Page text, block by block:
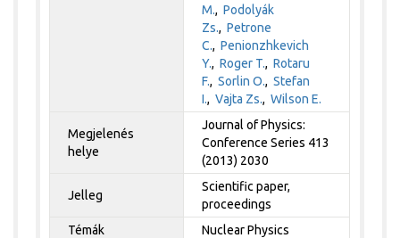
M.,Podolyák
Zs.,Petrone
C.,Penionzhkevich
Y.,Roger T.,Rotaru
F.,Sorlin O.,Stefan
I.,Vajta Zs.,Wilson E.
Megjelenés
helye
Journal of Physics:
Conference Series 413
(2013) 2030
Jelleg
Scientific paper,
proceedings
Témák
Nuclear Physics